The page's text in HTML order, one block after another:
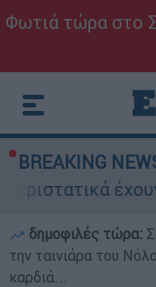
Φωτιά τώρα στο
BREAKING
έχουν
δημοφιλές τώρα:
την ταινιάρα του
καρδιά...